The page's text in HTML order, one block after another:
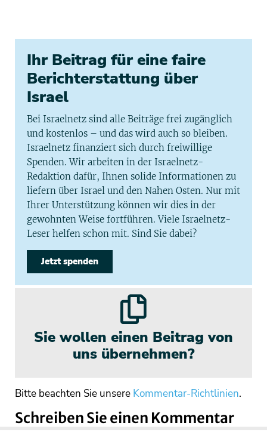
Ihr Beitrag für eine faire
Berichterstattung über
Israel
Bei Israelnetz sind alle Beiträge frei zugänglich
und kostenlos – und das wird auch so bleiben.
Israelnetz finanziert sich durch freiwillige
Spenden. Wir arbeiten in der Israelnetz-
Redaktion dafür, Ihnen solide Informationen zu
liefern über Israel und den Nahen Osten. Nur mit
Ihrer Unterstützung können wir dies in der
gewohnten Weise fortführen. Viele Israelnetz-
Leser helfen schon mit. Sind Sie dabei?
Jetzt spenden
Sie wollen einen Beitrag von
uns übernehmen?
Bitte beachten Sie unsere Kommentar-Richtlinien.
Schreiben Sie einen Kommentar